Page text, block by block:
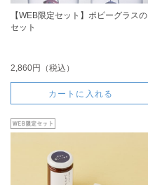
【WEB限定セット】ポピーグラスの
セット
2,860円（税込）
カートに入れる